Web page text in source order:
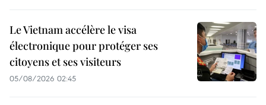
Le Vietnam accélère le visa
électronique pour protéger ses
citoyens et ses visiteurs
05/08/2026 02:45